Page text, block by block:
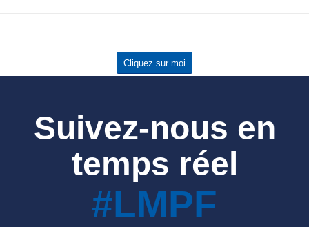
Cliquez sur moi
Suivez-nous en
temps réel
#LMPF